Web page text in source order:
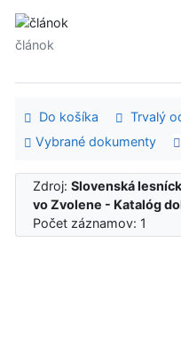
článok
Do košíka Trvalý
Vybrané dokumenty
Zdroj:Slovenská
vo Zvolene - Katalóg
Počet záznamov: 1